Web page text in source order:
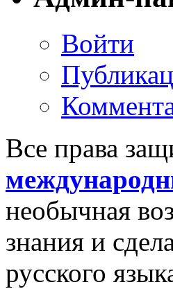
Войти
Все права
необычная
знания и
русского